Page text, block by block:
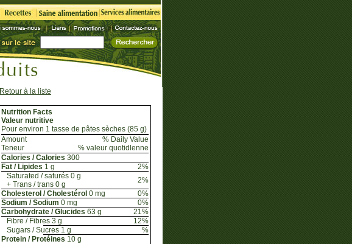
Retour à la liste
Nutrition Facts
Valeur nutritive
Pour environ 1 tasse de pâtes sèches (85 g)
Amount
% Daily Value
Teneur
% valeur quotidlenne
Calories / Calories 300
Fat / Lipides 1 g
2%
Saturated / saturés 0 g
+ Trans / trans 0 g
2%
Cholesterol / Cholestérol 0 mg
0%
Sodium / Sodium 0 mg
0%
Carbohydrate / Glucides 63 g
21%
Fibre / Fibres 3 g
12%
Sugars / Sucres 1 g
%
Protein / Protéines 10 g